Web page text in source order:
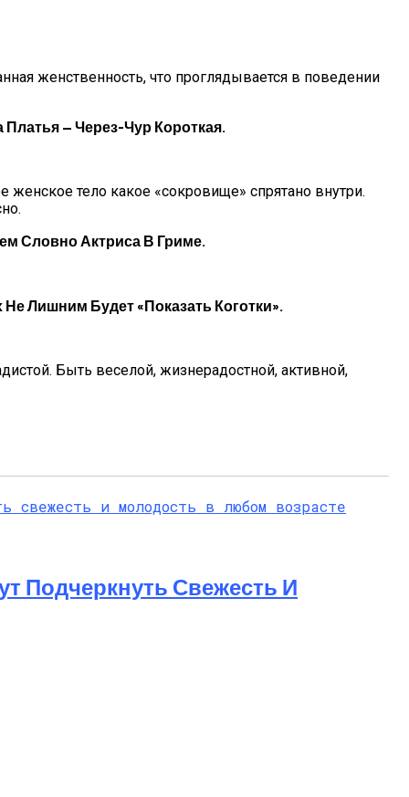
женственность, что проглядывается в поведении
— Через-Чур Короткая.
тело какое «сокровище» спрятано внутри.
Словно Актриса В Гриме.
Лишним Будет «показать Коготки».
Быть веселой, жизнерадостной, активной,
Подчеркнуть Свежесть И